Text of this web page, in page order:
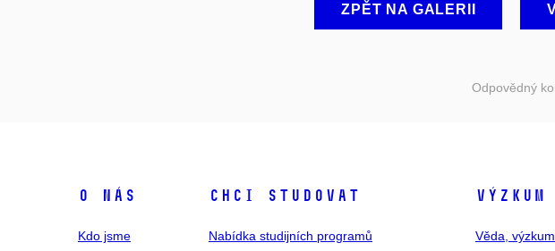
ZPĚT NA GALERII
Odpovědný
O NÁS
Kdo jsme
CHCI STUDOVAT
Nabídka studijních programů
VÝZKUM
Věda,